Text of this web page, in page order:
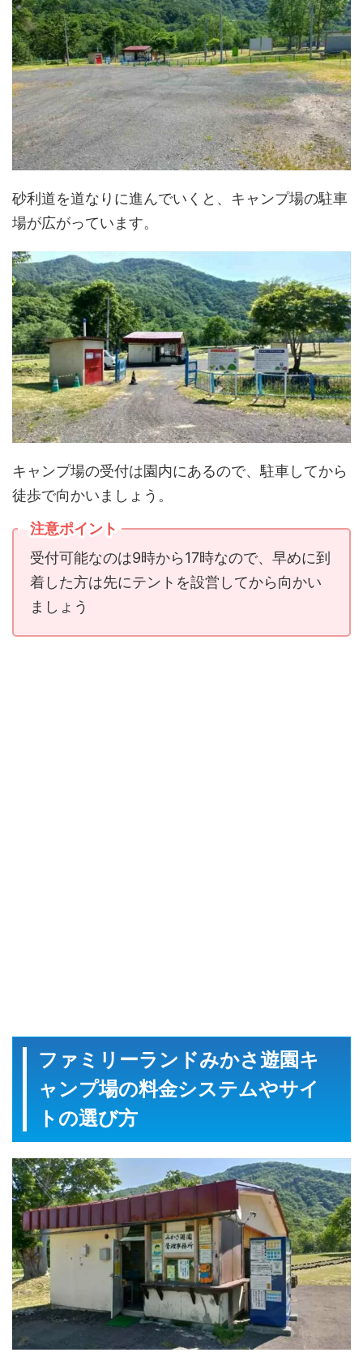
砂利道を道なりに進んでいくと、キャンプ場の駐車
場が広がっています。
キャンプ場の受付は園内にあるので、駐車してから
徒歩で向かいましょう。
注意ポイント
受付可能なのは9時から17時なので、早めに到
着した方は先にテントを設営してから向かい
ましょう
ファミリーランドみかさ遊園キ
ャンプ場の料金システムやサイ
トの選び方